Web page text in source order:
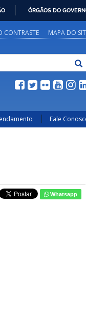
ÓRGÃOS DO
CONTRASTE MAPA DO
Fale
Whatsapp